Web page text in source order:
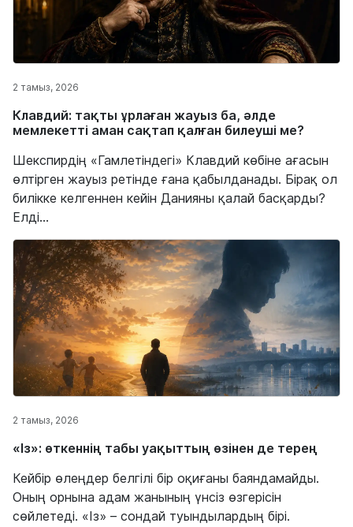
2 тамыз, 2026
Клавдий: тақты ұрлаған жауыз ба, әлде
мемлекетті аман сақтап қалған билеуші ме?
Шекспирдің «Гамлетіндегі» Клавдий көбіне ағасын
өлтірген жауыз ретінде ғана қабылданады. Бірақ ол
билікке келгеннен кейін Данияны қалай басқарды?
Елді...
2 тамыз, 2026
«Із»: өткеннің табы уақыттың өзінен де терең
Кейбір өлеңдер белгілі бір оқиғаны баяндамайды.
Оның орнына адам жанының үнсіз өзгерісін
сөйлетеді. «Із» – сондай туындылардың бірі.